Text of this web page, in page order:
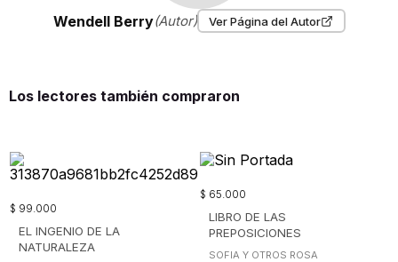
Wendell Berry(Autor) Ver Página del Autor
Los lectores también compraron
$ 99.000
EL INGENIO DE LA
NATURALEZA
$ 65.000
LIBRO DE LAS
PREPOSICIONES
SOFIA Y OTROS ROSA